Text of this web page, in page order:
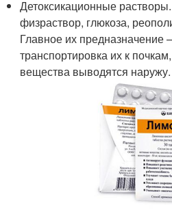
Детоксикационные
физраствор, глюкоза,
Главное их предназначение
транспортировка их к
вещества выводятся наружу.